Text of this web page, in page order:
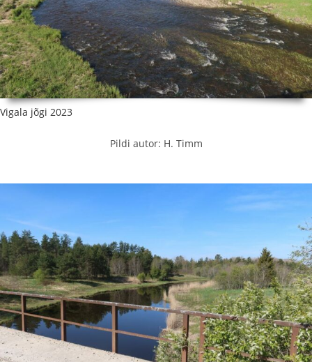
Vigala jõgi 2023
Pildi autor: H. Timm